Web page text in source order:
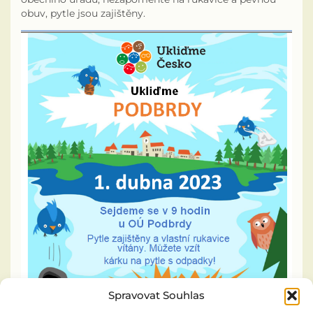
Spravovat Souhlas
Odpadové hospodářství
Zajímavosti z okolí
Rybářský spolek
Informační zpravodaj PID
Zápisy z pracovních porad zastupitelstva
Výroční zpráva podle zákona č. 106/1999Sb.
Knihovna
SDH Podbrdy
obuv, pytle jsou zajištěny.